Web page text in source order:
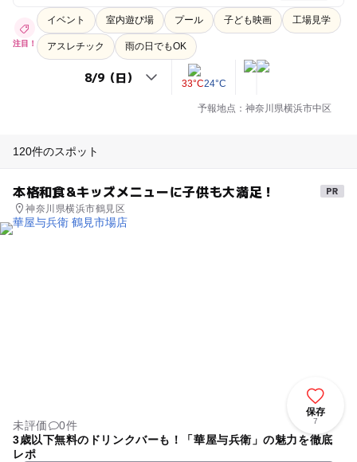
注目！
イベント 室内遊び場 プール 子ども映画 工場見学
アスレチック 雨の日でもOK
33°C24°C
予報地点：神奈川県横浜市中区
120件のスポット
本格和食&キッズメニューに子供も大満足！
神奈川県横浜市鶴見区
保存
7
未評価
0件
3歳以下無料のドリンクバーも！「華屋与兵衛」の魅力を徹底
レポ